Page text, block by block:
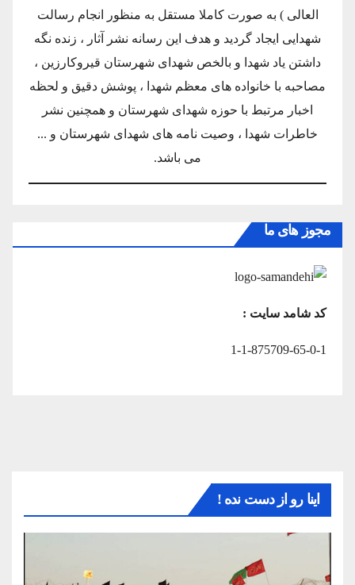
العالی ) به صورت کاملا مستقل به منظور انجام رسالت
شهدایی ایجاد گردید و هدف این رسانه نشر آثار ، زنده نگه
داشتن یاد شهدا و بالخص شهدای شهرستان قیروکارزین ،
مصاحبه با خانواده های معظم شهدا ، پوشش دقیق و لحظه
اخبار مرتبط با حوزه شهدای شهرستان و همچنین نشر
خاطرات شهدا ، وصیت نامه های شهدای شهرستان و ...
می باشد.
مجوز های ما
کد شامد سایت :
1-1-875709-65-0-1
اینا رو از دست نده !